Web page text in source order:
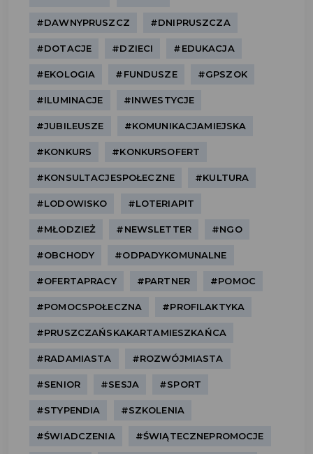
#DAWNYPRUSZCZ #DNIPRUSZCZA
#DOTACJE #DZIECI #EDUKACJA
#EKOLOGIA #FUNDUSZE #GPSZOK
#ILUMINACJE #INWESTYCJE
#JUBILEUSZE #KOMUNIKACJAMIEJSKA
#KONKURS #KONKURSOFERT
#KONSULTACJESPOŁECZNE #KULTURA
#LODOWISKO #LOTERIAPIT
#MŁODZIEŻ #NEWSLETTER #NGO
#OBCHODY #ODPADYKOMUNALNE
#OFERTAPRACY #PARTNER #POMOC
#POMOCSPOŁECZNA #PROFILAKTYKA
#PRUSZCZAŃSKAKARTAMIESZKAŃCA
#RADAMIASTA #ROZWÓJMIASTA
#SENIOR #SESJA #SPORT
#STYPENDIA #SZKOLENIA
#ŚWIADCZENIA #ŚWIĄTECZNEPROMOCJE